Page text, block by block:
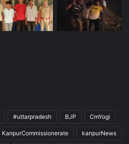
#uttarpradesh BJP CmYogi
KanpurCommissionerate kanpurNews